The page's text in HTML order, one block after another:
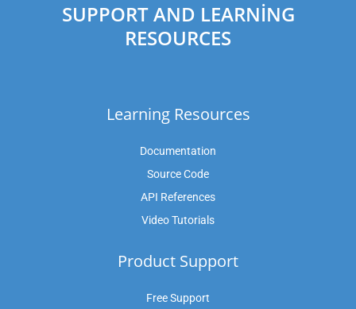
SUPPORT AND LEARNING
RESOURCES
Learning Resources
Documentation
Source Code
API References
Video Tutorials
Product Support
Free Support